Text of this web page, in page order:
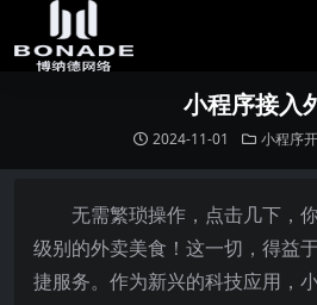
小程序接入
2024-11-01 小程序
无需繁琐操作，点击几下，
级别的外卖美食！这一切，得益
捷服务。作为新兴的科技应用，